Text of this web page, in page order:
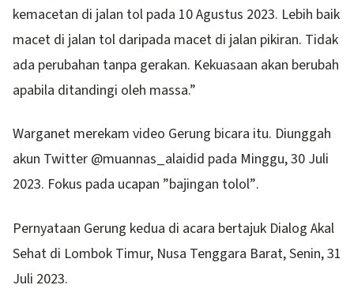
kemacetan di jalan tol pada 10 Agustus 2023. Lebih baik
macet di jalan tol daripada macet di jalan pikiran. Tidak
ada perubahan tanpa gerakan. Kekuasaan akan berubah
apabila ditandingi oleh massa.”
Warganet merekam video Gerung bicara itu. Diunggah
akun Twitter @muannas_alaidid pada Minggu, 30 Juli
2023. Fokus pada ucapan ”bajingan tolol”.
Pernyataan Gerung kedua di acara bertajuk Dialog Akal
Sehat di Lombok Timur, Nusa Tenggara Barat, Senin, 31
Juli 2023.